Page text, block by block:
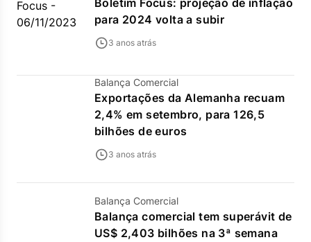
Boletim Focus: projeção de inflação
para 2024 volta a subir
3 anos atrás
Balança Comercial
Exportações da Alemanha recuam
2,4% em setembro, para 126,5
bilhões de euros
3 anos atrás
Balança Comercial
Balança comercial tem superávit de
US$ 2,403 bilhões na 3ª semana